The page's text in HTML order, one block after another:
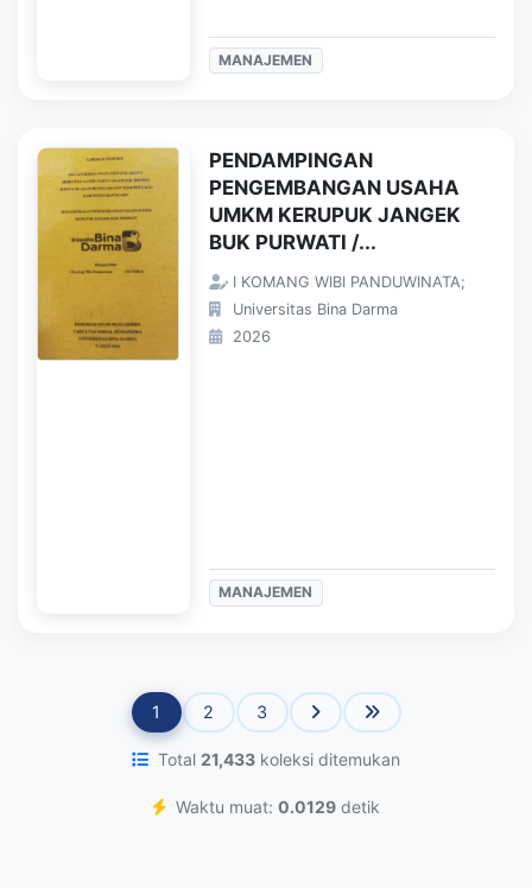
MANAJEMEN
PENDAMPINGAN
PENGEMBANGAN USAHA
UMKM KERUPUK JANGEK
BUK PURWATI /...
I KOMANG WIBI PANDUWINATA;
Universitas Bina Darma
2026
MANAJEMEN
1 2 3
Total 21,433 koleksi ditemukan
Waktu muat: 0.0129 detik